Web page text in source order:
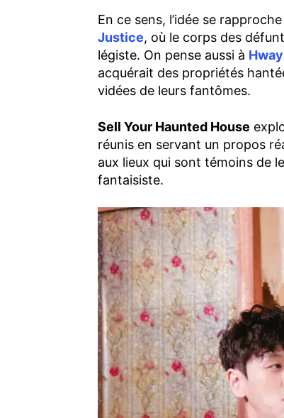
En ce sens, l’idée se
Justice, où le corps des
légiste. On pense aussi à
acquérait des propriétés
vidées de leurs fantômes.
Sell Your Haunted House
réunis en servant un propos
aux lieux qui sont témoins de
fantaisiste.